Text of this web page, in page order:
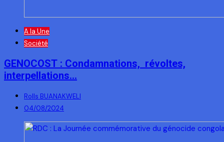
A la Une
Société
GENOCOST : Condamnations, révoltes,
interpellations…
Rolls BUANAKWELI
04/08/2024